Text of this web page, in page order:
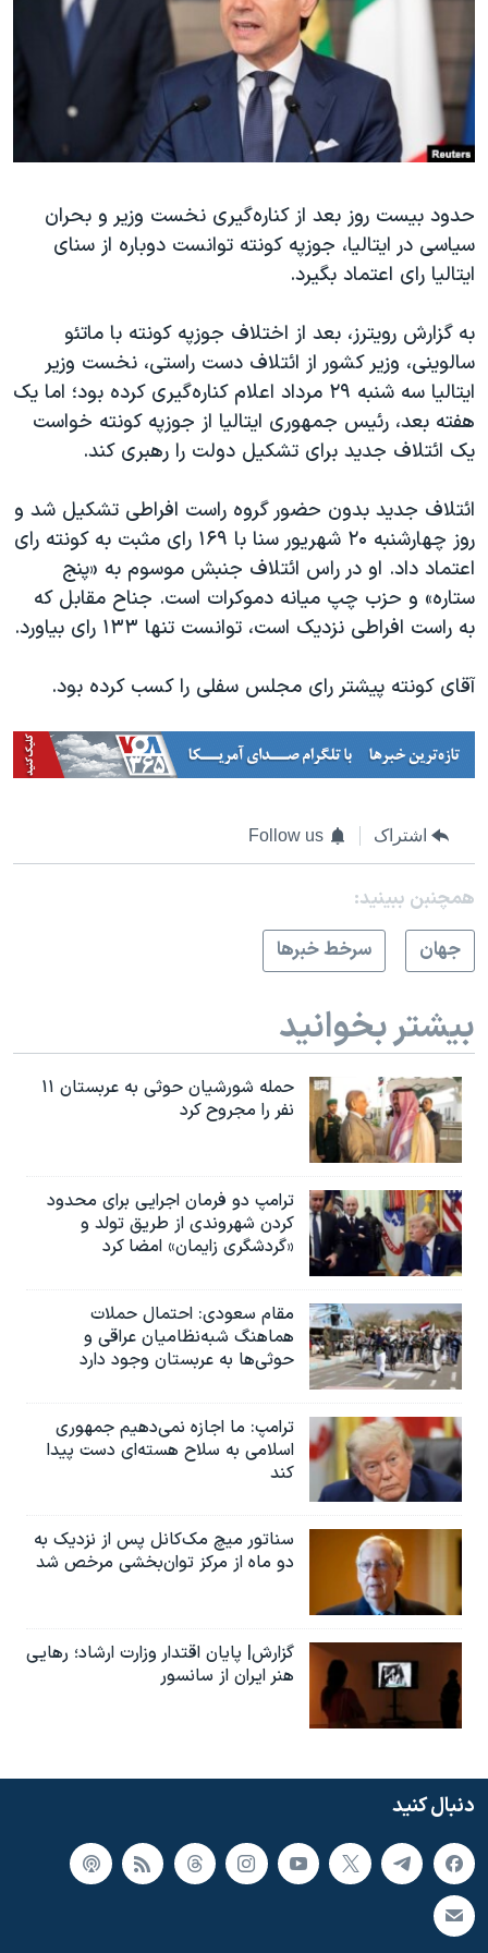
فرهنگ و زندگی
حقوق شهروندی
اقتصادی
علم و فناوری
گالری عکس
آرشیو پخش زنده
انتخابات ریاست جمهوری آمریکا ۲۰۲۴
حمله جمهوری اسلامی به اسرائیل
رمز مهسا
اعتراضات زن، زندگی، آزادی
مجموعه مستندهای دادخواهی
دادگاه حمید نوری
چهل سال گروگان‌گیری
قانون شفافیت دارائی کادر رهبری ایران
اعتراضات مردمی آبان ۹۸
نرگس محمدی برنده جایزه نوبل صلح
همایش محافظه‌کاران آمریکا «سی‌پک»
صفحه‌های ویژه
دنبال کنید
زبانهای مختلف
حدود بیست روز بعد از کناره‌گیری نخست وزیر و بحران
سیاسی در ایتالیا، جوزپه کونته توانست دوباره از سنای
ایتالیا رای اعتماد بگیرد.
به گزارش رویترز، بعد از اختلاف جوزپه کونته با ماتئو
سالوینی، وزیر کشور از ائتلاف دست راستی، نخست وزیر
ایتالیا سه شنبه ۲۹ مرداد اعلام کناره‌گیری کرده بود؛ اما یک
هفته بعد، رئیس جمهوری ایتالیا از جوزپه کونته خواست
یک ائتلاف جدید برای تشکیل دولت را رهبری کند.
ائتلاف جدید بدون حضور گروه راست افراطی تشکیل شد و
روز چهارشنبه ۲۰ شهریور سنا با ۱۶۹ رای مثبت به کونته رای
اعتماد داد. او در راس ائتلاف جنبش موسوم به «پنج
ستاره» و حزب چپ میانه دموکرات است. جناح مقابل که
به راست افراطی نزدیک است،‌ توانست تنها ۱۳۳ رای بیاورد.
آقای کونته پیشتر رای مجلس سفلی را کسب کرده بود.
اشتراک Follow us
همچنبن ببینید:
جهان
سرخط خبرها
بیشتر بخوانید
حمله شورشیان حوثی به عربستان ۱۱
نفر را مجروح کرد
ترامپ دو فرمان اجرایی برای محدود
کردن شهروندی از طریق تولد و
«گردشگری زایمان» امضا کرد
مقام سعودی: احتمال حملات
هماهنگ شبه‌نظامیان عراقی و
حوثی‌ها به عربستان وجود دارد
ترامپ: ما اجازه نمی‌دهیم جمهوری
اسلامی به سلاح هسته‌ای دست پیدا
کند
سناتور میچ مک‌کانل پس از نزدیک به
دو ماه از مرکز توان‌بخشی مرخص شد
گزارش| پایان اقتدار وزارت ارشاد؛ رهایی
هنر ایران از سانسور
دنبال کنید